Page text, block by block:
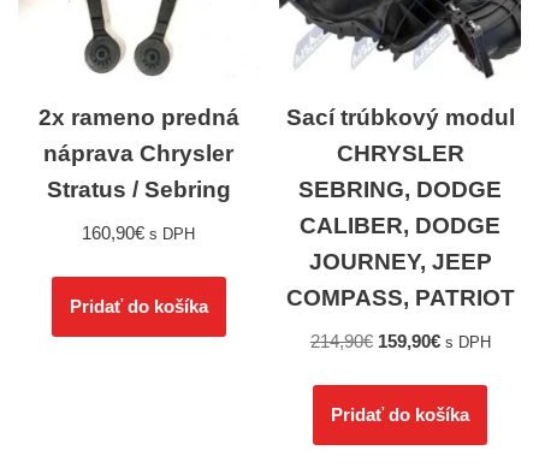
2x rameno predná
náprava Chrysler
Stratus / Sebring
160,90€ s DPH
Pridať do košíka
Sací trúbkový modul
CHRYSLER
SEBRING, DODGE
CALIBER, DODGE
JOURNEY, JEEP
COMPASS, PATRIOT
214,90€ 159,90€ s DPH
Pridať do košíka